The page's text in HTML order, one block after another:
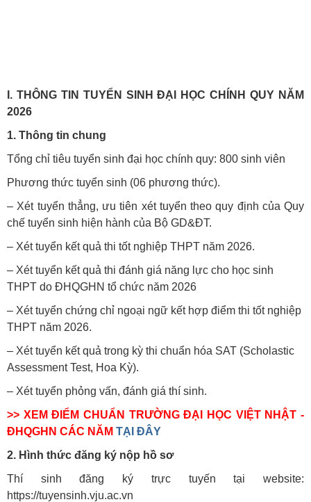
I. THÔNG TIN TUYỂN SINH ĐẠI HỌC CHÍNH QUY NĂM
2026
1. Thông tin chung
Tổng chỉ tiêu tuyển sinh đại học chính quy: 800 sinh viên
Phương thức tuyển sinh (06 phương thức).
– Xét tuyển thẳng, ưu tiên xét tuyển theo quy định của Quy
chế tuyển sinh hiện hành của Bộ GD&ĐT.
– Xét tuyển kết quả thi tốt nghiệp THPT năm 2026.
– Xét tuyển kết quả thi đánh giá năng lực cho học sinh
THPT do ĐHQGHN tổ chức năm 2026
– Xét tuyển chứng chỉ ngoại ngữ kết hợp điểm thi tốt nghiệp
THPT năm 2026.
– Xét tuyển kết quả trong kỳ thi chuẩn hóa SAT (Scholastic
Assessment Test, Hoa Kỳ).
– Xét tuyển phỏng vấn, đánh giá thí sinh.
>> XEM ĐIỂM CHUẨN TRƯỜNG ĐẠI HỌC VIỆT NHẬT -
ĐHQGHN CÁC NĂM TẠI ĐÂY
2. Hình thức đăng ký nộp hồ sơ
Thí sinh đăng ký trực tuyến tại website:
https://tuyensinh.vju.ac.vn